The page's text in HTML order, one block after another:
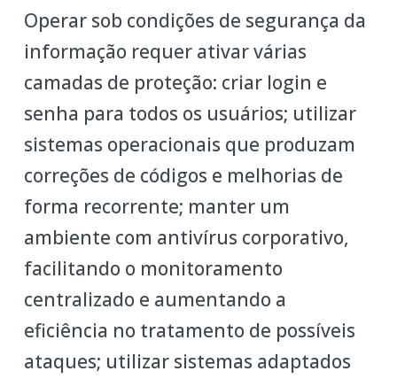
Operar sob condições de segurança da
informação requer ativar várias
camadas de proteção: criar login e
senha para todos os usuários; utilizar
sistemas operacionais que produzam
correções de códigos e melhorias de
forma recorrente; manter um
ambiente com antivírus corporativo,
facilitando o monitoramento
centralizado e aumentando a
eficiência no tratamento de possíveis
ataques; utilizar sistemas adaptados